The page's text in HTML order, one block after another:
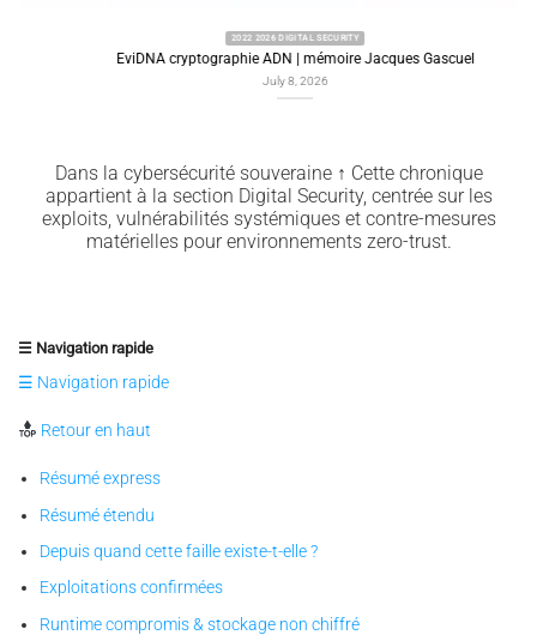
2022 2026 DIGITAL SECURITY
EviDNA cryptographie ADN | mémoire Jacques Gascuel
July 8, 2026
Dans la cybersécurité souveraine ↑ Cette chronique
appartient à la section Digital Security, centrée sur les
exploits, vulnérabilités systémiques et contre-mesures
matérielles pour environnements zero-trust.
☰ Navigation rapide
☰ Navigation rapide
Retour en haut
Résumé express
Résumé étendu
Depuis quand cette faille existe-t-elle ?
Exploitations confirmées
Runtime compromis & stockage non chiffré